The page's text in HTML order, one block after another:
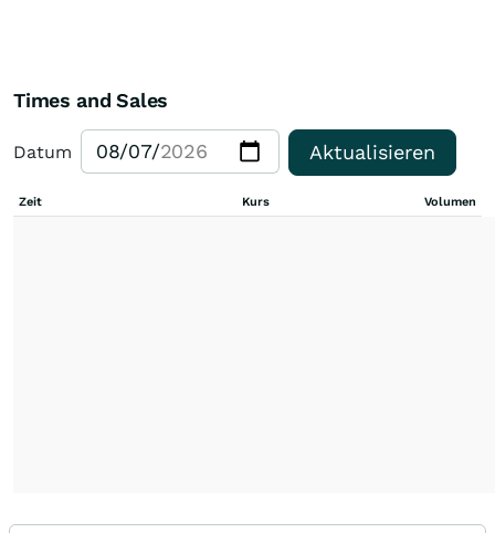
Times and Sales
Datum Aktualisieren
Zeit Kurs Volumen